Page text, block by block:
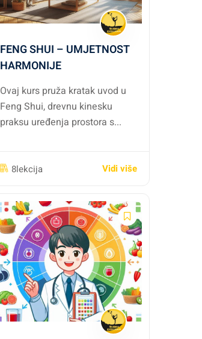
FENG SHUI – UMJETNOST
HARMONIJE
Ovaj kurs pruža kratak uvod u
Feng Shui, drevnu kinesku
praksu uređenja prostora s...
8lekcija Vidi više